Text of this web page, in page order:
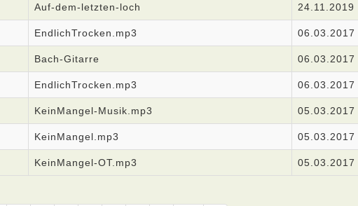
Auf-dem-letzten-loch 24.11.2019
EndlichTrocken.mp3 06.03.2017
Bach-Gitarre 06.03.2017
EndlichTrocken.mp3 06.03.2017
KeinMangel-Musik.mp3 05.03.2017
KeinMangel.mp3 05.03.2017
KeinMangel-OT.mp3 05.03.2017